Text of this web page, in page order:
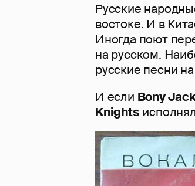
Русские
востоке. И в
Иногда поют
на русском.
русские песни
И если Bony
Knights